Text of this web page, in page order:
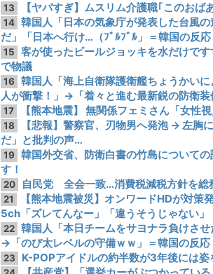
13 【ヤバすぎ】ムスリム介護職｢このおば
14 韓国人「日本の気象庁が発表した台風
だ」「日本へ行け…（ﾌﾞﾙﾌﾞﾙ」＝韓国の反応
15
客が使ったビールジョッキを水だけで
で物議
16
韓国人「海上自衛隊護衛艦ちょうかい
人が衝撃！」→「着々と進む最新鋭の防衛装
17 【熊本地震】 無関係フェミさん「女性
18
【悲報】警察官、刃物男へ発泡 → 左胸
だ」と批判の声…
19
韓国外交省、防衛白書の竹島について
す！
20 自民党 全会一致…消費税減税方針を
21
【熊本地震被災】オンワードHDが対策
5ch「ズレてんなー」「違うそうじゃない」
22 韓国人「本日チームをサヨナラ負けさ
→「のび太レベルの守備ｗｗ」＝韓国の反応
23 K-POPアイドルの約半数が3年後には